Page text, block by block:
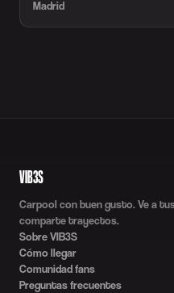
Madrid
VIB3S
Carpool con buen gusto. Ve a
comparte trayectos.
Sobre VIB3S
Cómo llegar
Comunidad fans
Preguntas frecuentes